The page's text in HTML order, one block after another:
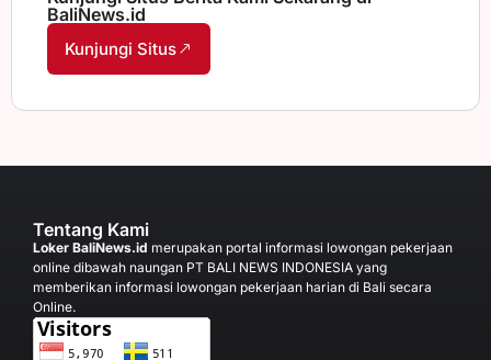
BaliNews.id
Kunjungi Situs
Tentang Kami
Loker BaliNews.id merupakan portal informasi lowongan pekerjaan
online dibawah naungan PT BALI NEWS INDONESIA yang
memberikan informasi lowongan pekerjaan harian di Bali secara
Online.